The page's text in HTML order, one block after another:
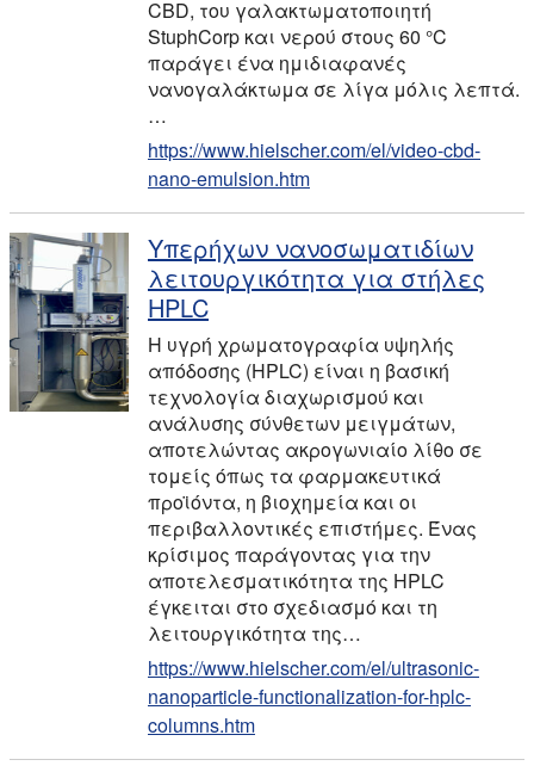
CBD, του γαλακτωματοποιητή
StuphCorp και νερού στους 60 °C
παράγει ένα ημιδιαφανές
νανογαλάκτωμα σε λίγα μόλις λεπτά.
…
https://www.hielscher.com/el/video-cbd-
nano-emulsion.htm
Υπερήχων νανοσωματιδίων
λειτουργικότητα για στήλες
HPLC
Η υγρή χρωματογραφία υψηλής
απόδοσης (HPLC) είναι η βασική
τεχνολογία διαχωρισμού και
ανάλυσης σύνθετων μειγμάτων,
αποτελώντας ακρογωνιαίο λίθο σε
τομείς όπως τα φαρμακευτικά
προϊόντα, η βιοχημεία και οι
περιβαλλοντικές επιστήμες. Ένας
κρίσιμος παράγοντας για την
αποτελεσματικότητα της HPLC
έγκειται στο σχεδιασμό και τη
λειτουργικότητα της…
https://www.hielscher.com/el/ultrasonic-
nanoparticle-functionalization-for-hplc-
columns.htm